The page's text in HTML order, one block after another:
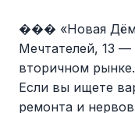
��� «Новая
Мечтателей, 13
вторичном рынке.
Если вы ищете
ремонта и